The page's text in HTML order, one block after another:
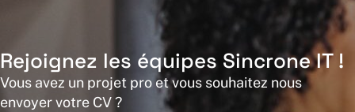
Rejoignez les équipes Sincrone IT !
Vous avez un projet pro et vous souhaitez nous
envoyer votre CV ?